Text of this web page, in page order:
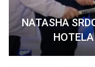
NATASHA